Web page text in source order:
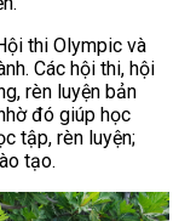
thi Olympic và
Các hội thi, hội
rèn luyện bản
đó giúp học
tập, rèn luyện;
tạo.